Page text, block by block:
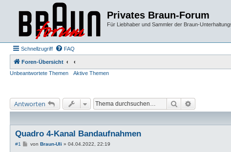
Privates Braun-Forum
Für Liebhaber und Sammler der Braun-
Schnellzugriff FAQ
Foren-Übersicht
Unbeantwortete Themen
Aktive Themen
Antworten Suche
Quadro 4-Kanal Bandaufnahmen
#1
Bvon Braun-Uli » 04.04.2022, 22:19